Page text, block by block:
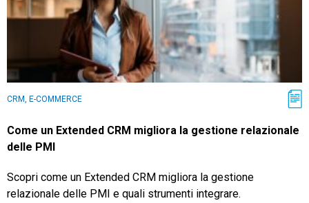
CRM, E-COMMERCE
Come un Extended CRM migliora la gestione relazionale
delle PMI
Scopri come un Extended CRM migliora la gestione
relazionale delle PMI e quali strumenti integrare.